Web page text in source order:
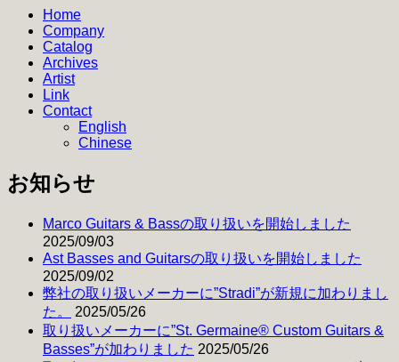
Home
Company
Catalog
Archives
Artist
Link
Contact
English
Chinese
お知らせ
Marco Guitars & Bassの取り扱いを開始しました
2025/09/03
Ast Basses and Guitarsの取り扱いを開始しました
2025/09/02
弊社の取り扱いメーカーに”Stradi”が新規に加わりまし
た。
2025/05/26
取り扱いメーカーに”St. Germaine® Custom Guitars &
Basses”が加わりました 2025/05/26